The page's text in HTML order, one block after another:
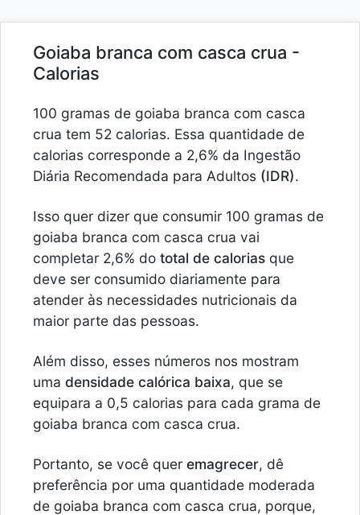
Goiaba branca com casca crua -
Calorias
100 gramas de goiaba branca com casca
crua tem 52 calorias. Essa quantidade de
calorias corresponde a 2,6% da Ingestão
Diária Recomendada para Adultos (IDR).
Isso quer dizer que consumir 100 gramas de
goiaba branca com casca crua vai
completar 2,6% do total de calorias que
deve ser consumido diariamente para
atender às necessidades nutricionais da
maior parte das pessoas.
Além disso, esses números nos mostram
uma densidade calórica baixa, que se
equipara a 0,5 calorias para cada grama de
goiaba branca com casca crua.
Portanto, se você quer emagrecer, dê
preferência por uma quantidade moderada
de goiaba branca com casca crua, porque,